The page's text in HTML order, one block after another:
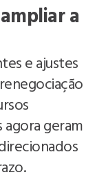
a
e ajustes
geram